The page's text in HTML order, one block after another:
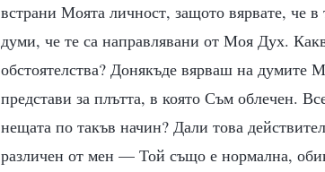
встрани Моята личност, защото вярвате, че
думи, че те са направлявани от Моя Дух.
обстоятелства? Донякъде вярваш на
представи за плътта, в която Съм облечен.
нещата по такъв начин? Дали това
различен от мен — Той също е нормална,